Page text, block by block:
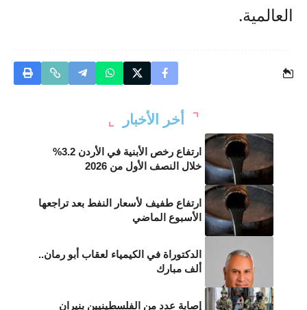
العالمية.
أخر الأخبار
ارتفاع رخص الأبنية في الأردن 3.2%
خلال النصف الأول من 2026
ارتفاع طفيف لأسعار النفط بعد تراجعها
الأسبوع الماضي
الدكتوراة في الكيمياء لعقاب أبو رمان..
ألف مبارك
إصابة عدد من الفلسطينيين بنيران